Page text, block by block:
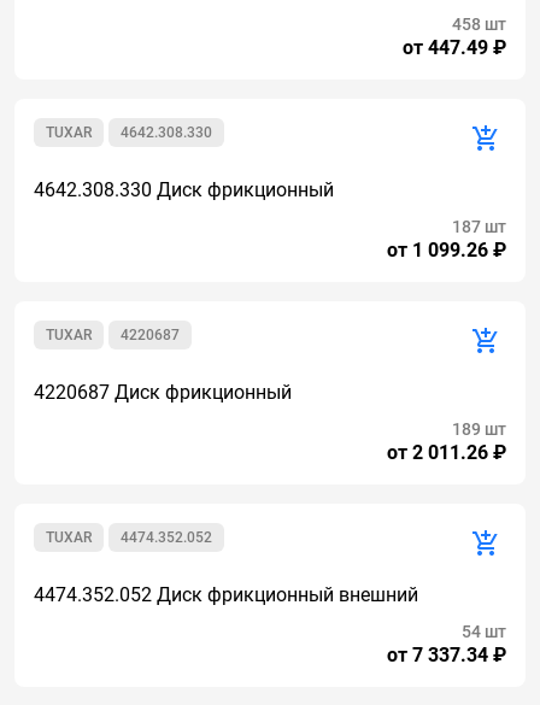
от 447.49 ₽
458 шт
4642.308.330
TUXAR
4642.308.330 Диск фрикционный
от 1 099.26 ₽
187 шт
4220687
TUXAR
4220687 Диск фрикционный
от 2 011.26 ₽
189 шт
4474.352.052
TUXAR
4474.352.052 Диск фрикционный внешний
от 7 337.34 ₽
54 шт